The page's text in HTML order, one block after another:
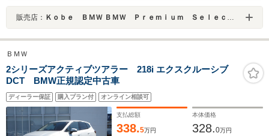
販売店： Ｋｏｂｅ ＢＭＷ ＢＭＷ Ｐｒｅｍｉｕｍ Ｓｅｌｅｃｔｉｏｎ 三宮
ＢＭＷ
2シリーズアクティブツアラー 218i エクスクルーシブ
DCT BMW正規認定中古車
ディーラー保証 購入プラン付 オンライン相談可
支払総額
338.5万円
本体価格
328.0万円